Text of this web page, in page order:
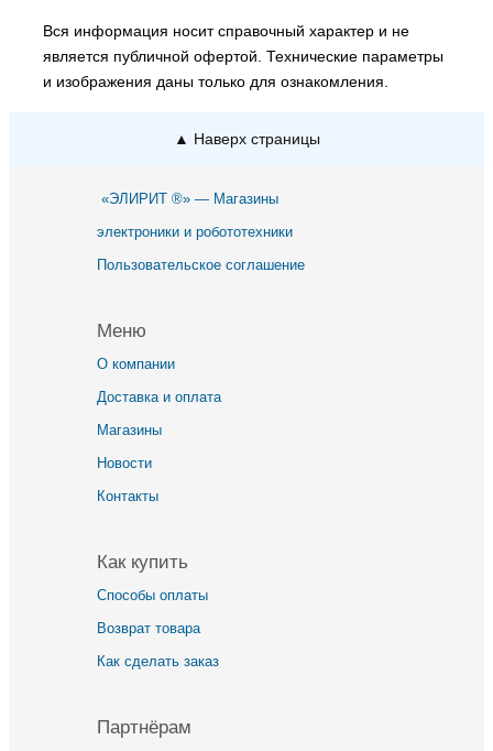
Вся информация носит справочный характер и не
является публичной офертой. Технические параметры
и изображения даны только для ознакомления.
▲ Наверх страницы
«ЭЛИРИТ ®» — Магазины
электроники и робототехники
Пользовательское соглашение
Меню
О компании
Доставка и оплата
Магазины
Новости
Контакты
Как купить
Способы оплаты
Возврат товара
Как сделать заказ
Партнёрам